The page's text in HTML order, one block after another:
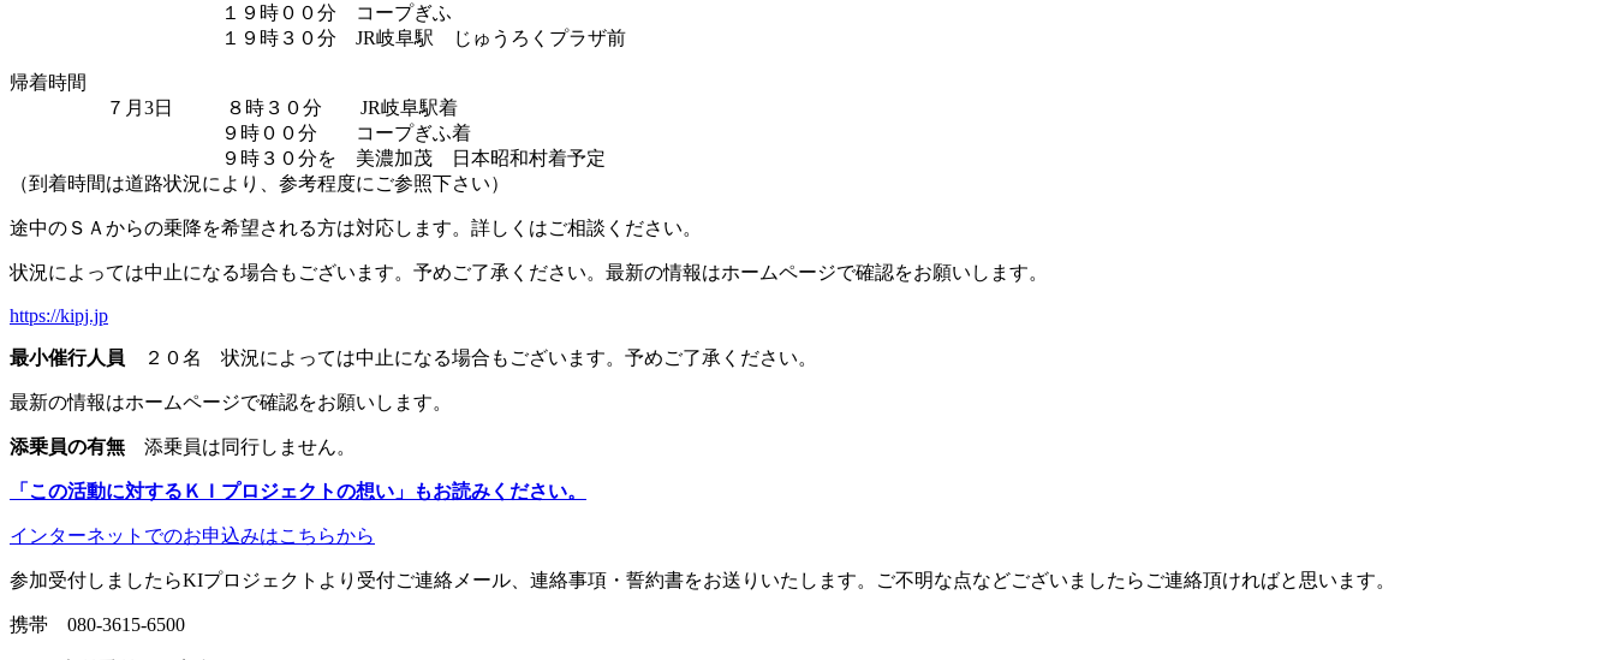
１９時００分 コープぎふ
１９時３０分 JR岐阜駅 じゅうろくプラザ前
帰着時間
７月 3日 ８時３０分 JR岐阜駅着
９時００分 コープぎふ着
９時３０分を 美濃加茂 日本昭和村着予定
（到着時間は道路状況により、参考程度にご参照下さい）
途中のＳＡからの乗降を希望される方は対応します。詳しくはご相談ください。
状況によっては中止になる場合もございます。予めご了承ください。最新の情報はホームページで確認をお願いします。
https://kipj.jp
最小催行人員 ２０名 状況によっては中止になる場合もございます。予めご了承ください。
最新の情報はホームページで確認をお願いします。
添乗員の有無 添乗員は同行しません。
「この活動に対するＫＩプロジェクトの想い」もお読みください。
インターネットでのお申込みはこちらから
参加受付しましたらKIプロジェクトより受付ご連絡メール、連絡事項・誓約書をお送りいたします。ご不明な点などございましたらご連絡頂ければと思います。
携帯 080-3615-6500